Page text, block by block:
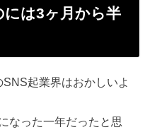
には3ヶ月から半
起業界はおかしいよ
なった一年だったと思